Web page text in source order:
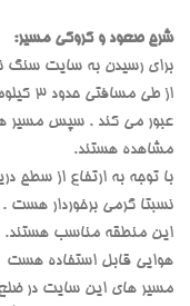
شرح صعود و کروکی مسیر:
برای رسیدن به سایت سنگ
از طی
عبور می کند . سپس مسیر
مشاهده هستند.
نسبتا گرمی برخوردار هست
این منطقه مناسب
هوایی قابل استفاده هست
مسیر های این سایت در